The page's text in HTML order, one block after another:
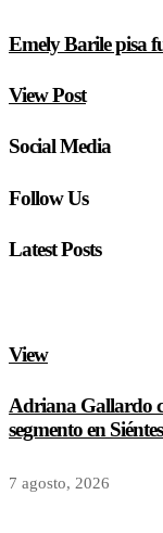
Emely Barile pisa
View Post
Social Media
Follow Us
Latest Posts
View
Adriana Gallardo
segmento en
7 agosto, 2026